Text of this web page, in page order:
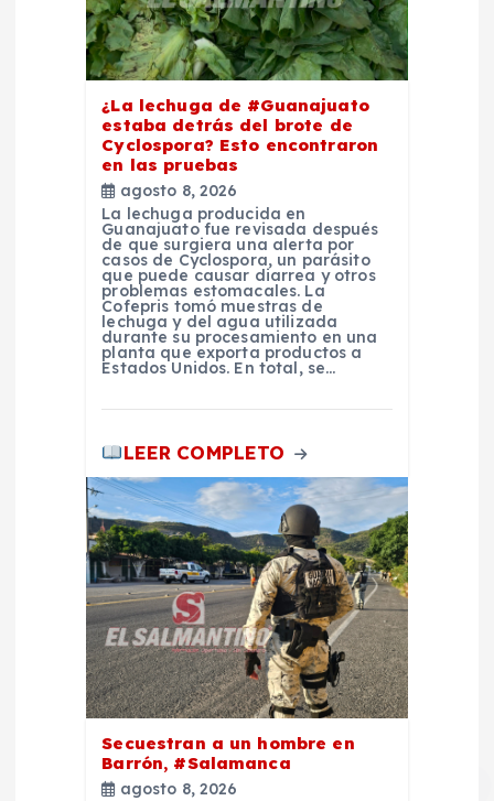
¿La lechuga de #Guanajuato
estaba detrás del brote de
Cyclospora? Esto encontraron
en las pruebas
agosto 8, 2026
La lechuga producida en
Guanajuato fue revisada después
de que surgiera una alerta por
casos de Cyclospora, un parásito
que puede causar diarrea y otros
problemas estomacales. La
Cofepris tomó muestras de
lechuga y del agua utilizada
durante su procesamiento en una
planta que exporta productos a
Estados Unidos. En total, se…
LEER COMPLETO
Secuestran a un hombre en
Barrón, #Salamanca
agosto 8, 2026